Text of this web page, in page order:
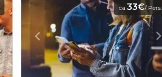
ca.33€/ Pers.